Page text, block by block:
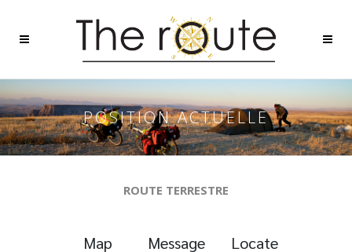
POSITION ACTUELLE
ROUTE TERRESTRE